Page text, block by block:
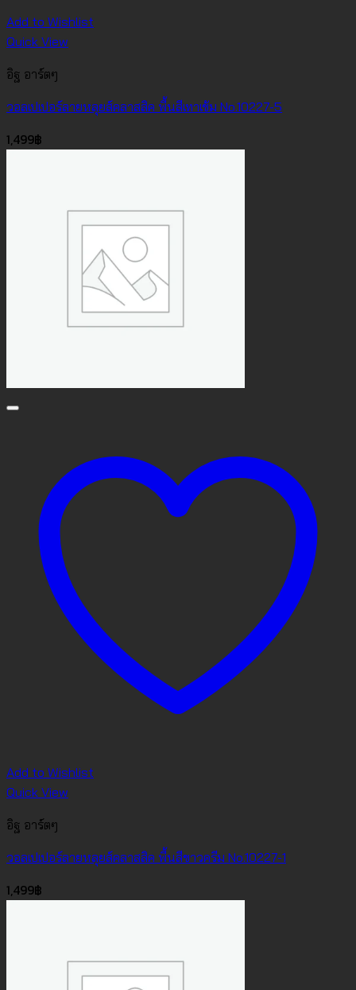
Add to Wishlist
Quick View
อิฐ อาร์ตๆ
วอลเปเปอร์ลายหลุยส์คลาสสิค พื้นสีเทาเข้ม No.10227-5
1,499฿
Add to Wishlist
Quick View
อิฐ อาร์ตๆ
วอลเปเปอร์ลายหลุยส์คลาสสิค พื้นสีขาวครีม No.10227-1
1,499฿